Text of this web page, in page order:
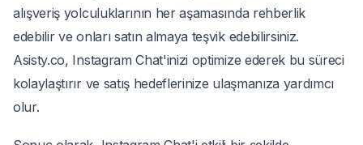
alışveriş yolculuklarının her aşamasında rehberlik
edebilir ve onları satın almaya teşvik edebilirsiniz.
Asisty.co, Instagram Chat'inizi optimize ederek bu süreci
kolaylaştırır ve satış hedeflerinize ulaşmanıza yardımcı
olur.